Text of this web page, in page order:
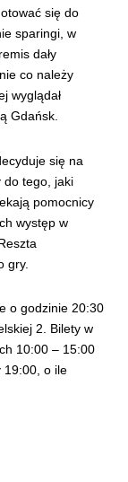
się do
sparingi, w
dały
co należy
wyglądał
Gdańsk.
się na
do tego, jaki
pomocnicy
występ w
gry.
o godzinie 20:30
2. Bilety w
10:00 – 15:00
19:00, o ile